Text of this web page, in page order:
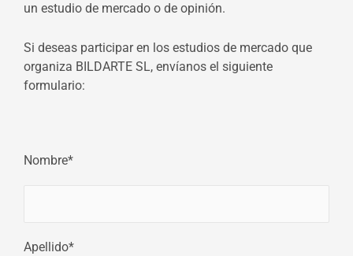
un estudio de mercado o de opinión.
Si deseas participar en los estudios de mercado que
organiza BILDARTE SL, envíanos el siguiente
formulario:
Nombre*
Apellido*